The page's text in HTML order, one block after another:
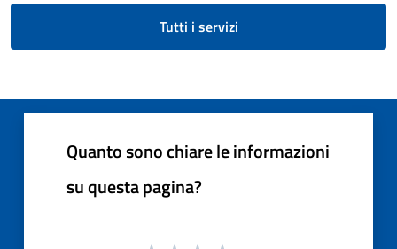
Tutti i servizi
Quanto sono chiare le informazioni
su questa pagina?